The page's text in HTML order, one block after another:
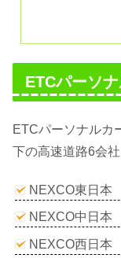
ETCパーソ
ETCパーソナルカ
下の高速道路6会
NEXCO東日本
NEXCO中日本
NEXCO西日本